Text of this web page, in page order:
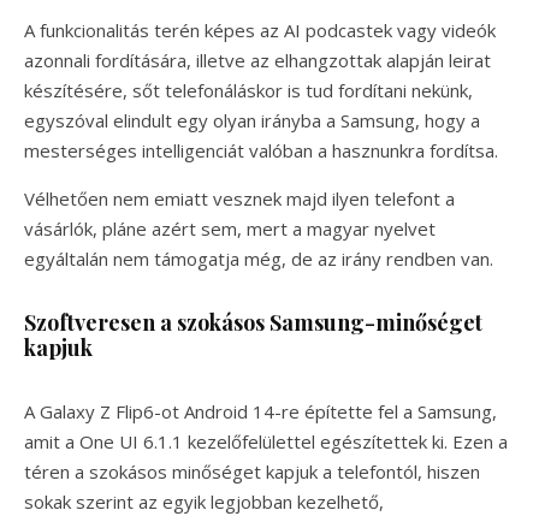
A funkcionalitás terén képes az AI podcastek vagy videók
azonnali fordítására, illetve az elhangzottak alapján leirat
készítésére, sőt telefonáláskor is tud fordítani nekünk,
egyszóval elindult egy olyan irányba a Samsung, hogy a
mesterséges intelligenciát valóban a hasznunkra fordítsa.
Vélhetően nem emiatt vesznek majd ilyen telefont a
vásárlók, pláne azért sem, mert a magyar nyelvet
egyáltalán nem támogatja még, de az irány rendben van.
Szoftveresen a szokásos Samsung-minőséget
kapjuk
A Galaxy Z Flip6-ot Android 14-re építette fel a Samsung,
amit a One UI 6.1.1 kezelőfelülettel egészítettek ki. Ezen a
téren a szokásos minőséget kapjuk a telefontól, hiszen
sokak szerint az egyik legjobban kezelhető,